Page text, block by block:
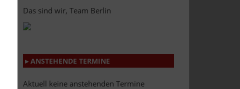
Das sind wir, Team Berlin
▸ ANSTEHENDE TERMINE
Aktuell keine anstehenden Termine